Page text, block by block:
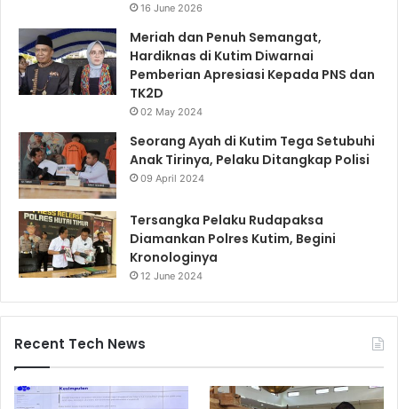
16 June 2026
Meriah dan Penuh Semangat,
Hardiknas di Kutim Diwarnai
Pemberian Apresiasi Kepada PNS dan
TK2D
02 May 2024
Seorang Ayah di Kutim Tega Setubuhi
Anak Tirinya, Pelaku Ditangkap Polisi
09 April 2024
Tersangka Pelaku Rudapaksa
Diamankan Polres Kutim, Begini
Kronologinya
12 June 2024
Recent Tech News